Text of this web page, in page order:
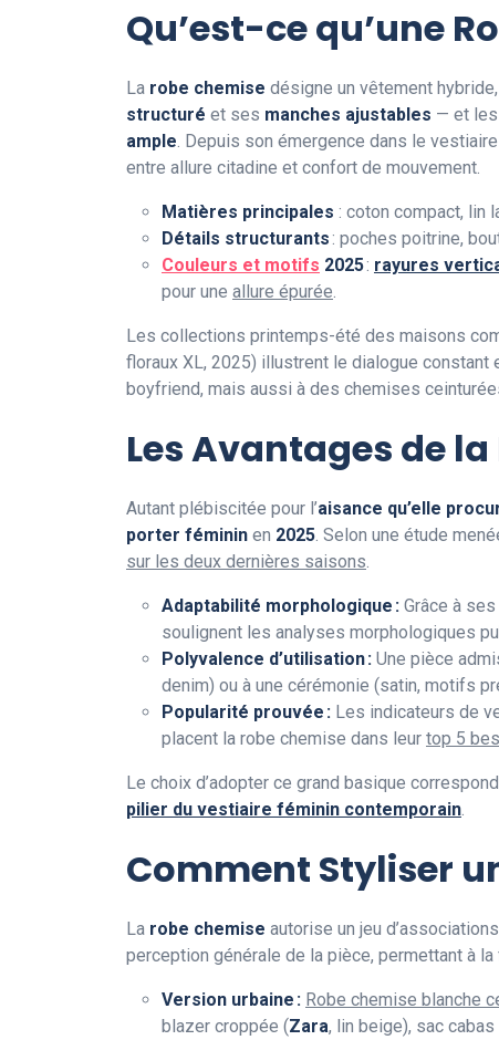
Qu’est-ce qu’une
La robe chemise désigne un vêtement
structuré et ses manches ajustables — et
ample. Depuis son émergence dans le
entre allure citadine et confort de mouvement.
Matières principales : coton compact, lin
Détails structurants: poches poitrine,
Couleurs et motifs 2025: rayures
pour une allure épurée.
Les collections printemps-été des maisons
floraux XL, 2025) illustrent le dialogue
boyfriend, mais aussi à des chemises
Les Avantages de
Autant plébiscitée pour l’aisance qu’elle
porter féminin en 2025. Selon une étude
sur les deux dernières saisons.
Adaptabilité morphologique : Grâce à
soulignent les analyses morphologiques
Polyvalence d’utilisation : Une pièce
denim) ou à une cérémonie (satin, motifs
Popularité prouvée : Les indicateurs de
placent la robe chemise dans leur top 5
Le choix d’adopter ce grand basique
pilier du vestiaire féminin contemporain.
Comment Styliser
La robe chemise autorise un jeu
perception générale de la pièce, permettant à
Version urbaine : Robe chemise blanche
blazer croppée (Zara, lin beige), sac cabas